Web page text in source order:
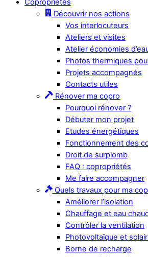
Découvrir nos actions
Vos interlocuteurs
Ateliers et visites
Atelier économies
Photos thermiques
Projets accompagnés
Contacts utiles
Rénover ma copro
Pourquoi rénover ?
Débuter mon projet
Etudes énergétiques
Fonctionnement des
Droit de surplomb
FAQ : copropriétés
Me faire accompagner
Quels travaux pour ma
Améliorer l’isolation
Chauffage et eau
Contrôler la ventilation
Photovoltaïque et
Borne de recharge